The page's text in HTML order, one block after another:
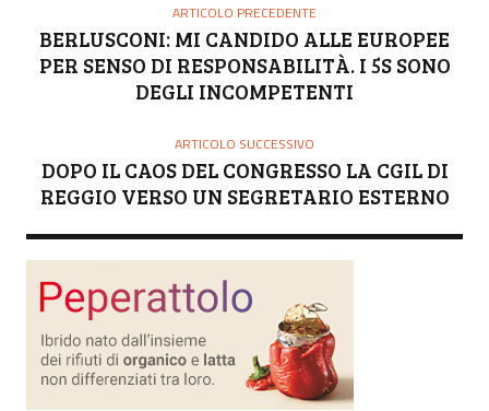
ARTICOLO PRECEDENTE
BERLUSCONI: MI CANDIDO ALLE EUROPEE
PER SENSO DI RESPONSABILITÀ. I 5S SONO
DEGLI INCOMPETENTI
ARTICOLO SUCCESSIVO
DOPO IL CAOS DEL CONGRESSO LA CGIL DI
REGGIO VERSO UN SEGRETARIO ESTERNO